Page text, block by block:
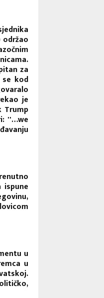
za
se kod
je
Trump
''…we
ispune
u
u